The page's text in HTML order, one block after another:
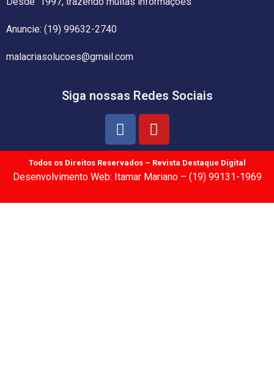
Anuncie: (19) 99632-2740
malacriasolucoes@gmail.com
Siga nossas Redes Sociais
Todos os Direitos Reservados – Revista Destaque Digital
Desenvolvimento Web: Itamar Mariano – (19) 99131-1969